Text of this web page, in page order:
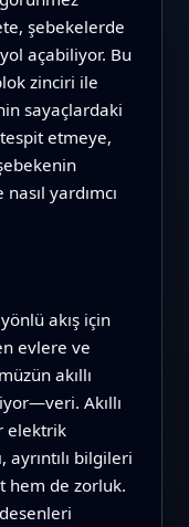
şebekelerde
açabiliyor. Bu
zinciri ile
sayaçlardaki
tespit etmeye,
yardımcı
akış için
evlere ve
akıllı
Akıllı
elektrik
ayrıntılı bilgileri
hem de zorluk.
desenleri